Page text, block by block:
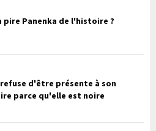
pire Panenka de l'histoire ?
refuse d'être présente à son
parce qu'elle est noire